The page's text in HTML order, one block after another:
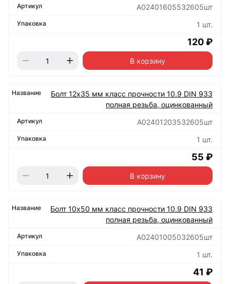
А02401605532605шт
1 шт.
120 ₽
В корзину
Болт 12х35 мм класс прочности 10.9 DIN 933
полная резьба, оцинкованный
А02401203532605шт
1 шт.
55 ₽
В корзину
Болт 10х50 мм класс прочности 10.9 DIN 933
полная резьба, оцинкованный
А02401005032605шт
1 шт.
41 ₽